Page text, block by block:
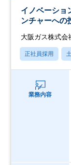
イノベーショ
ンチャーへの
大阪ガス株式会
正社員採用
業務内容